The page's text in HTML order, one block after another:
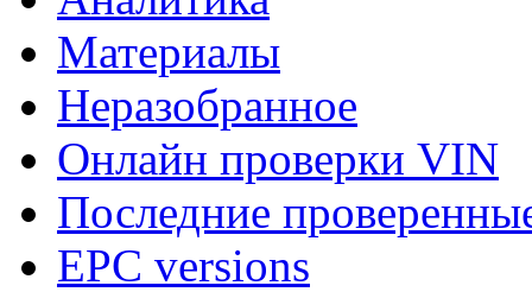
Материалы
Неразобранное
Онлайн проверки VIN
Последние
EPC versions